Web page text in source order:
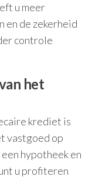
u meer
de zekerheid
controle
het
krediet is
vastgoed op
hypotheek en
u profiteren